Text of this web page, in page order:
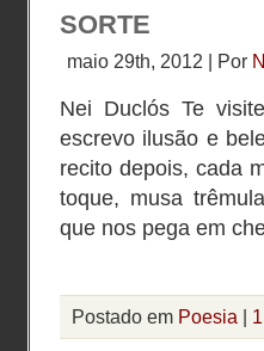
SORTE
maio 29th, 2012 | Por
Nei Duclós Te
escrevo ilusão e
recito depois, cada
toque, musa
que nos pega em
Postado em Poesia |